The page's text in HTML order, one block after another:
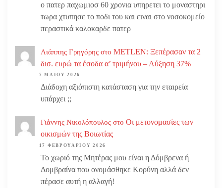
ο πατερ παχωμιοσ 60 χρονια υπηρετει το μοναστηρι
τωρα χτυπησε το ποδι του και ειναι στο νοσοκομείο
περαστικά καλοκαρδε πατερ
Λιάππης Γρηγόρης στο METLEN: Ξεπέρασαν τα 2
δισ. ευρώ τα έσοδα α’ τριμήνου – Αύξηση 37%
7 ΜΑΪ́ΟΥ 2026
Διάδοχη αξιόπιστη κατάσταση για την εταιρεία
υπάρχει ;;
Γιάννης Νικολόπουλος στο Οι μετονομασίες των
οικισμών της Βοιωτίας
17 ΦΕΒΡΟΥΑΡΊΟΥ 2026
Το χωριό της Μητέρας μου είναι η Δόμβρενα ή
Δομβραίνα που ονομάσθηκε Κορύνη αλλά δεν
πέρασε αυτή η αλλαγή!